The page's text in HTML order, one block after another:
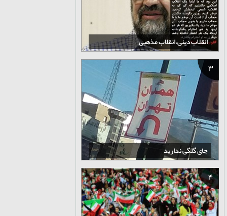
انقلاب دینی،انقلاب مذهبی
3
جای گلگی ندارید
4